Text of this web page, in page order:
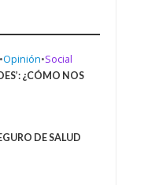
•Opinión•Social
¿CÓMO NOS
DE SALUD